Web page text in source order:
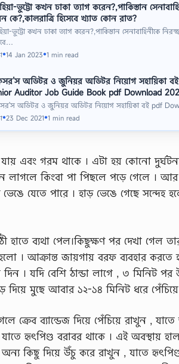
ভুট্টো কখন ঢাকা ত্যাগ করেন?,পাকিস্তান
কে?,কালরাত্রি হিসেবে খ্যাত কোন রাত?
ভুট্টো কখন ঢাকা ত্যাগ করেন?,পাকিস্তান সেনাবাহিনীকে
●14 Jan 2023●1 min read
অডিটর ও জুনিয়র অডিটর নিয়োগ সহায়িকা
Auditor Job Guide Book pdf Download
অডিটর ও জুনিয়র অডিটর নিয়োগ সহায়িকা বই pdf
●23 Dec 2021●1 min read
এবং গরম থাকে । এটা হয় কোনাে
লাগলে কিংবা পা পিছলে পড়ে গেলে ।
ভেঙে যেতে পারে । হাড় ভেঙে গেছে
ব্যথা পেল।কিছুক্ষণ পর দেখা গেল
। আক্রান্ত জায়গায় বরফ ব্যবহার
। যদি বেশি ঠান্ডা লাগে , ৩ মিনিট
মুছে আবার ১২-১৪ মিনিট ধরে
ক্রেব ব্যান্ডেজ দিয়ে পেঁচিয়ে রাখুন ,
হৃৎপিণ্ড বরাবর থাকে । এই অবস্থায়
কিছু দিয়ে উঁচু করে রাখুন , যাতে